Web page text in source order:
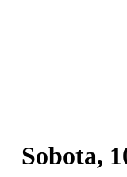
Sobota,